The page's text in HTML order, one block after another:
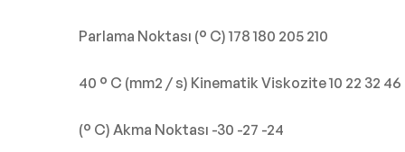
Parlama Noktası (° C) 178 180 205 210
40 ° C (mm2 / s) Kinematik Viskozite 10 22 32 46
(° C) Akma Noktası -30 -27 -24